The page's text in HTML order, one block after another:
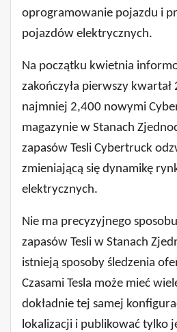
oprogramowanie pojazdu i
pojazdów elektrycznych.
Na początku kwietnia
zakończyła pierwszy
najmniej 2,400 nowymi
magazynie w Stanach
zapasów Tesli Cybertruck
zmieniającą się dynamikę
elektrycznych.
Nie ma precyzyjnego
zapasów Tesli w Stanach
istnieją sposoby śledzenia
Czasami Tesla może mieć
dokładnie tej samej
lokalizacji i publikować tylko